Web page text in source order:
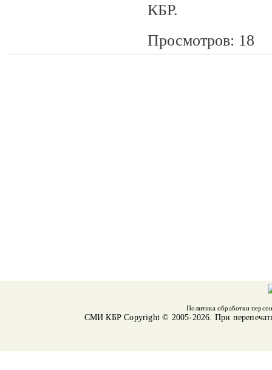
КБР.
Просмотров: 18
Политика обработки
СМИ КБРCopyright © 2005-2026. При